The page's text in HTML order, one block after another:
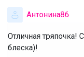
Антонина86
Отличная
блеска)!